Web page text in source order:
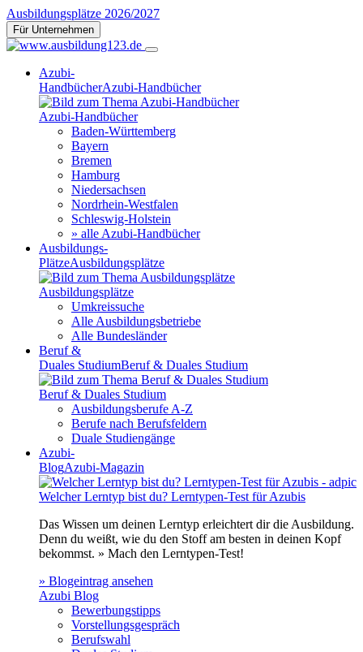
Ausbildungsplätze 2026/2027
Für Unternehmen
Azubi-
HandbücherAzubi-Handbücher
Azubi-Handbücher
Baden-Württemberg
Bayern
Bremen
Hamburg
Niedersachsen
Nordrhein-Westfalen
Schleswig-Holstein
» alle Azubi-Handbücher
Ausbildungs-
PlätzeAusbildungsplätze
Ausbildungsplätze
Umkreissuche
Alle Ausbildungsbetriebe
Alle Bundesländer
Beruf &
Duales StudiumBeruf & Duales Studium
Beruf & Duales Studium
Ausbildungsberufe A-Z
Berufe nach Berufsfeldern
Duale Studiengänge
Azubi-
BlogAzubi-Magazin
Welcher Lerntyp bist du? Lerntypen-Test für Azubis
Das Wissen um deinen Lerntyp erleichtert dir die Ausbildung.
Denn du weißt, wie du den Stoff am besten in deinen Kopf
bekommst. » Mach den Lerntypen-Test!
» Blogeintrag ansehen
Azubi Blog
Bewerbungstipps
Vorstellungsgespräch
Berufswahl